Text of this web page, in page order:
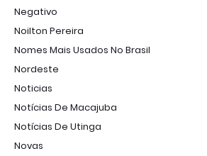
Negativo
Noilton Pereira
Nomes Mais Usados No Brasil
Nordeste
Noticias
Notícias De Macajuba
Notícias De Utinga
Novas